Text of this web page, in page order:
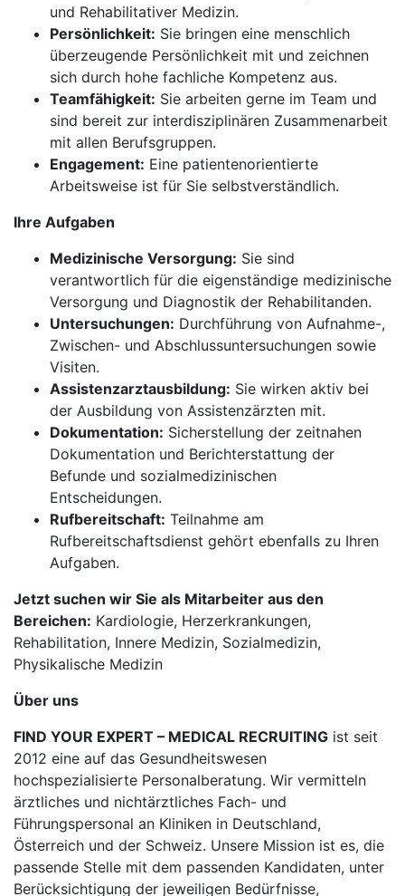
und Rehabilitativer Medizin.
Persönlichkeit: Sie bringen eine menschlich
überzeugende Persönlichkeit mit und zeichnen
sich durch hohe fachliche Kompetenz aus.
Teamfähigkeit: Sie arbeiten gerne im Team und
sind bereit zur interdisziplinären Zusammenarbeit
mit allen Berufsgruppen.
Engagement: Eine patientenorientierte
Arbeitsweise ist für Sie selbstverständlich.
Ihre Aufgaben
Medizinische Versorgung: Sie sind
verantwortlich für die eigenständige medizinische
Versorgung und Diagnostik der Rehabilitanden.
Untersuchungen: Durchführung von Aufnahme-,
Zwischen- und Abschlussuntersuchungen sowie
Visiten.
Assistenzarztausbildung: Sie wirken aktiv bei
der Ausbildung von Assistenzärzten mit.
Dokumentation: Sicherstellung der zeitnahen
Dokumentation und Berichterstattung der
Befunde und sozialmedizinischen
Entscheidungen.
Rufbereitschaft: Teilnahme am
Rufbereitschaftsdienst gehört ebenfalls zu Ihren
Aufgaben.
Jetzt suchen wir Sie als Mitarbeiter aus den
Bereichen: Kardiologie, Herzerkrankungen,
Rehabilitation, Innere Medizin, Sozialmedizin,
Physikalische Medizin
Über uns
FIND YOUR EXPERT – MEDICAL RECRUITING ist seit
2012 eine auf das Gesundheitswesen
hochspezialisierte Personalberatung. Wir vermitteln
ärztliches und nichtärztliches Fach- und
Führungspersonal an Kliniken in Deutschland,
Österreich und der Schweiz. Unsere Mission ist es, die
passende Stelle mit dem passenden Kandidaten, unter
Berücksichtigung der jeweiligen Bedürfnisse,